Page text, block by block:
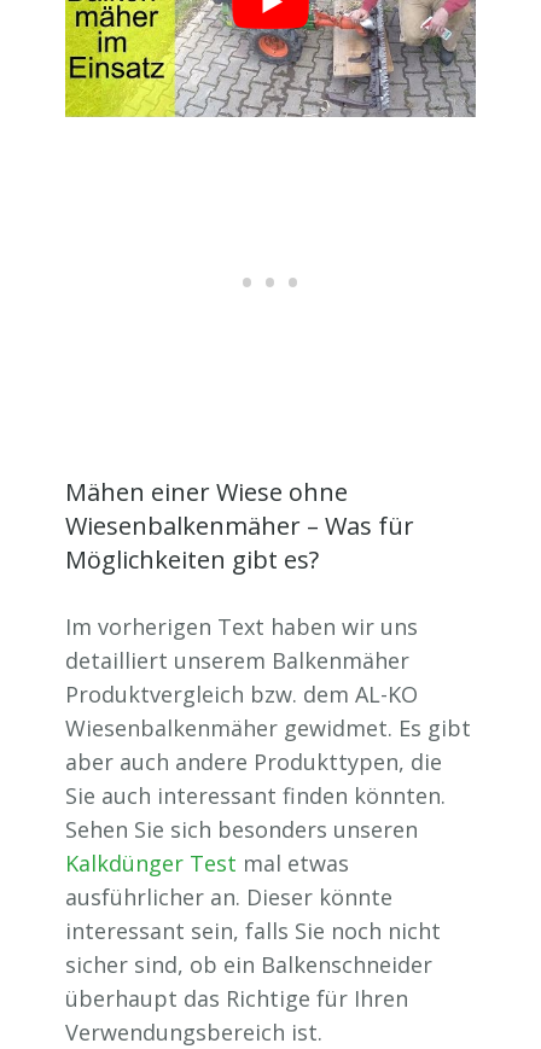
Mähen einer Wiese ohne
Wiesenbalkenmäher – Was für
Möglichkeiten gibt es?
Im vorherigen Text haben wir uns
detailliert unserem Balkenmäher
Produktvergleich bzw. dem AL-KO
Wiesenbalkenmäher gewidmet. Es gibt
aber auch andere Produkttypen, die
Sie auch interessant finden könnten.
Sehen Sie sich besonders unseren
Kalkdünger Test mal etwas
ausführlicher an. Dieser könnte
interessant sein, falls Sie noch nicht
sicher sind, ob ein Balkenschneider
überhaupt das Richtige für Ihren
Verwendungsbereich ist.